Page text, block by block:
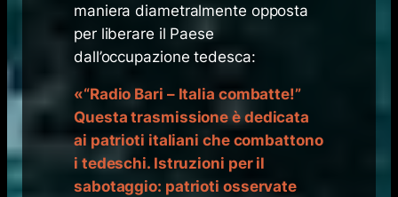
maniera diametralmente opposta
per liberare il Paese
dall’occupazione tedesca:
«“Radio Bari – Italia combatte!”
Questa trasmissione è dedicata
ai patrioti italiani che combattono
i tedeschi. Istruzioni per il
sabotaggio: patrioti osservate